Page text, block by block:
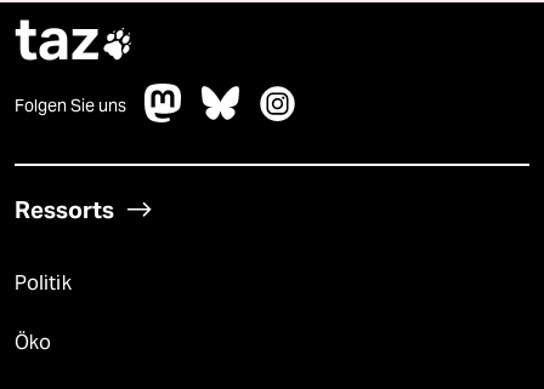
taz
Folgen Sie uns
Ressorts
Politik
Öko